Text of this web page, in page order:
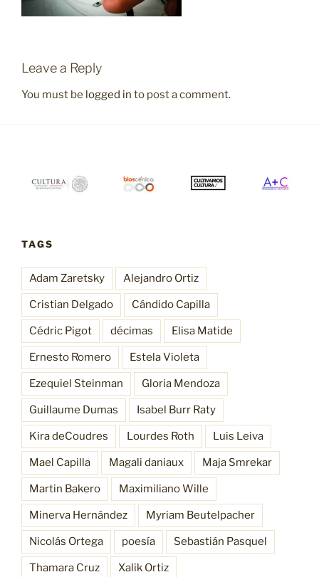
Leave a Reply
You must be logged in to post a comment.
TAGS
Adam Zaretsky Alejandro Ortiz
Cristian Delgado Cándido Capilla
Cédric Pigot décimas Elisa Matide
Ernesto Romero Estela Violeta
Ezequiel Steinman Gloria Mendoza
Guillaume Dumas Isabel Burr Raty
Kira deCoudres Lourdes Roth Luis Leiva
Mael Capilla Magali daniaux Maja Smrekar
Martin Bakero Maximiliano Wille
Minerva Hernández Myriam Beutelpacher
Nicolás Ortega poesía Sebastián Pasquel
Thamara Cruz Xalik Ortiz